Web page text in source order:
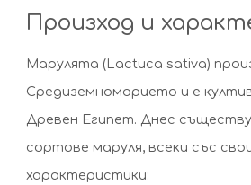
Произход и
Марулята (Lactuca sativa)
Средиземноморието и е
Древен Египет. Днес
сортове маруля, всеки със
характеристики: